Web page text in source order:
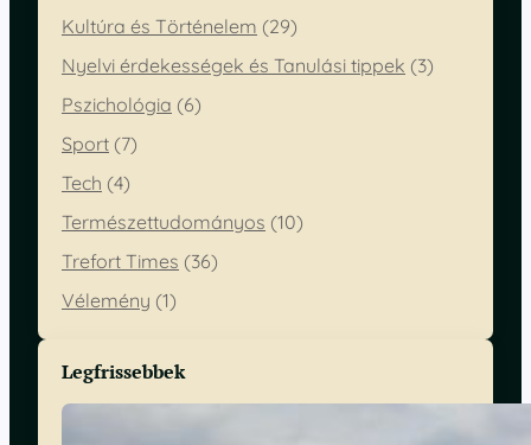
Kultúra és Történelem (29)
Nyelvi érdekességek és Tanulási tippek (3)
Pszichológia (6)
Sport (7)
Tech (4)
Természettudományos (10)
Trefort Times (36)
Vélemény (1)
Legfrissebbek